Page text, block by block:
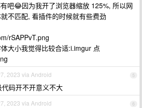
吧😂因为我开了浏览器缩放 125%, 所以网
不匹配, 看插件的时候就有些费劲
rSAPPvT.png
大小我觉得比较合适:i.imgur 点
5
2023 via Android
代码开不开意义不大
6
2023 via Android